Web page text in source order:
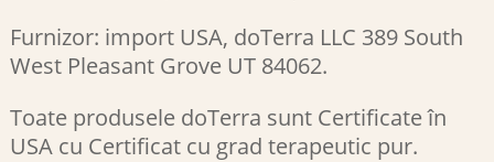
Furnizor: import USA, doTerra LLC 389 South
West Pleasant Grove UT 84062.
Toate produsele doTerra sunt Certificate în
USA cu Certificat cu grad terapeutic pur.